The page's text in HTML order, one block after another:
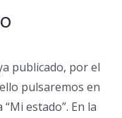
publicado, por el
pulsaremos en
estado”. En la